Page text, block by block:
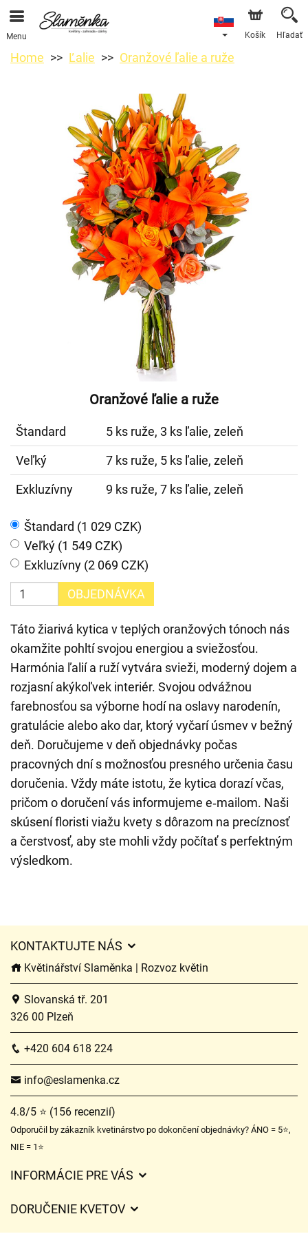
Menu Košík Hľadať
Home Ľalie Oranžové ľalie a ruže
Oranžové ľalie a ruže
Štandard
5 ks ruže, 3 ks ľalie, zeleň
Veľký
7 ks ruže, 5 ks ľalie, zeleň
Exkluzívny
9 ks ruže, 7 ks ľalie, zeleň
Štandard (1 029 CZK)
Veľký (1 549 CZK)
Exkluzívny (2 069 CZK)
OBJEDNÁVKA
Táto žiarivá kytica v teplých oranžových tónoch nás
okamžite pohltí svojou energiou a sviežosťou.
Harmónia ľalií a ruží vytvára svieži, moderný dojem a
rozjasní akýkoľvek interiér. Svojou odvážnou
farebnosťou sa výborne hodí na oslavy narodenín,
gratulácie alebo ako dar, ktorý vyčarí úsmev v bežný
deň. Doručujeme v deň objednávky počas
pracovných dní s možnosťou presného určenia času
doručenia. Vždy máte istotu, že kytica dorazí včas,
pričom o doručení vás informujeme e‑mailom. Naši
skúsení floristi viažu kvety s dôrazom na precíznosť
a čerstvosť, aby ste mohli vždy počítať s perfektným
výsledkom.
KONTAKTUJTE NÁS
Květinářství Slaměnka | Rozvoz květin
Slovanská tř. 201
326 00 Plzeň
+420 604 618 224
info@eslamenka.cz
4.8/5 ⭐ (156 recenzií)
Odporučil by zákazník kvetinárstvo po dokončení objednávky? ÁNO = 5⭐,
NIE = 1⭐
INFORMÁCIE PRE VÁS
DORUČENIE KVETOV
Poplatky za doručenie